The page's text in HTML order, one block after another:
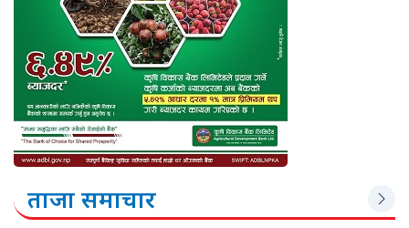
ताजा समाचार